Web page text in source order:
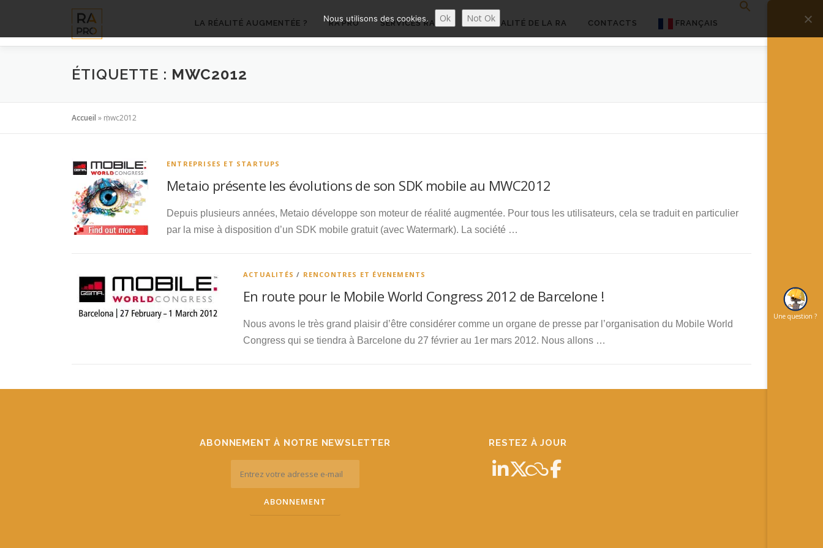
contenu
LA RÉALITÉ AUGMENTÉE ? RA’PRO SERVICES RA’PRO ACTUALITÉ DE LA RA CONTACTS FRANÇAIS
ÉTIQUETTE : MWC2012
Accueil » mwc2012
ENTREPRISES ET STARTUPS
Metaio présente les évolutions de son SDK mobile au MWC2012
Depuis plusieurs années, Metaio développe son moteur de réalité augmentée. Pour tous les utilisateurs, cela se traduit en particulier
par la mise à disposition d’un SDK mobile gratuit (avec Watermark). La société …
ACTUALITÉS / RENCONTRES ET ÉVENEMENTS
En route pour le Mobile World Congress 2012 de Barcelone !
Nous avons le très grand plaisir d’être considérer comme un organe de presse par l’organisation du Mobile World
Congress qui se tiendra à Barcelone du 27 février au 1er mars 2012. Nous allons …
ABONNEMENT À NOTRE NEWSLETTER RESTEZ À JOUR
Une question ?
Nous utilisons des cookies. Ok Not Ok